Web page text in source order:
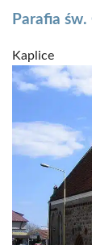
Parafia
Kaplice